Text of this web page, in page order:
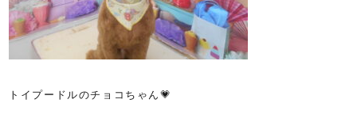
トイプードルのチョコちゃん💗